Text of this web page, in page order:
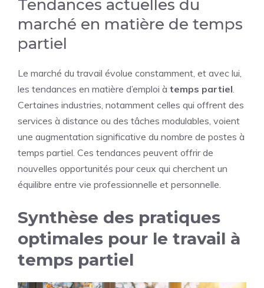
Tendances actuelles du
marché en matière de temps
partiel
Le marché du travail évolue constamment, et avec lui,
les tendances en matière d’emploi à temps partiel
Certaines industries, notamment celles qui offrent des
services à distance ou des tâches modulables, voient
une augmentation significative du nombre de postes à
temps partiel. Ces tendances peuvent offrir de
nouvelles opportunités pour ceux qui cherchent un
équilibre entre vie professionnelle et personnelle.
Synthèse des pratiques
optimales pour le travail à
temps partiel